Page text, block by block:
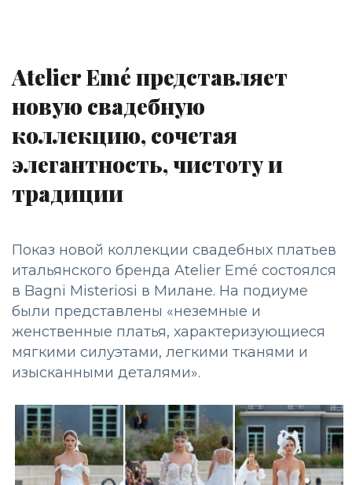
Atelier Emé представляет
новую свадебную
коллекцию, сочетая
элегантность, чистоту и
традиции
Показ новой коллекции свадебных платьев
итальянского бренда Atelier Emé состоялся
в Bagni Misteriosi в Милане. На подиуме
были представлены «неземные и
женственные платья, характеризующиеся
мягкими силуэтами, легкими тканями и
изысканными деталями».